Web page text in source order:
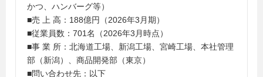
かつ、ハンバーグ等）
■売 上 高：188億円（2026年3月期）
■従業員数：701名（2026年3月時点）
■事 業 所：北海道工場、新潟工場、宮崎工場、本社管理
部（新潟）、商品開発部（東京）
■問い合わせ先：以下